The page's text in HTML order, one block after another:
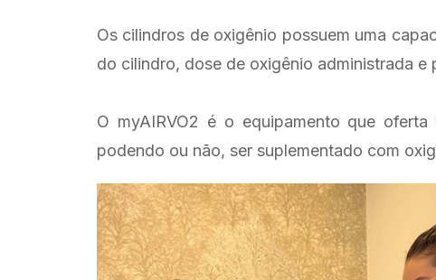
Os cilindros de oxigênio possuem uma
do cilindro, dose de oxigênio administrada
O myAIRVO2 é o equipamento que
podendo ou não, ser suplementado com